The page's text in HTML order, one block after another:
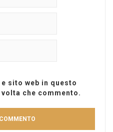
sito web in questo
che commento.